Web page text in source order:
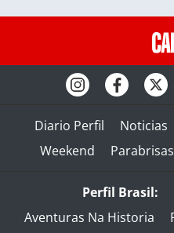
Diario Perfil Noticias
Weekend
Parabrisas
Perfil Brasil:
Aventuras Na Historia